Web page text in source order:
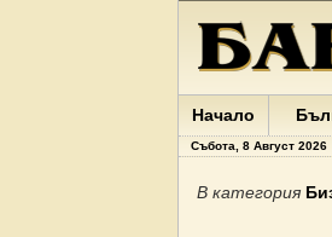
Начало
Събота, 8 Август 2026
В категория